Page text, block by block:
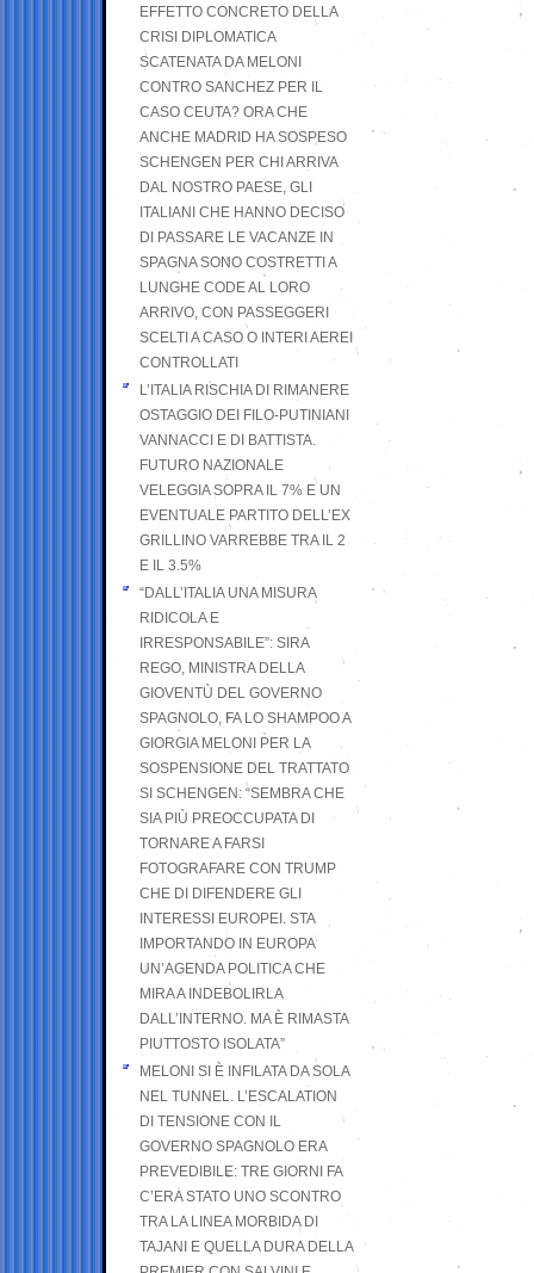
EFFETTO CONCRETO DELLA
CRISI DIPLOMATICA
SCATENATA DA MELONI
CONTRO SANCHEZ PER IL
CASO CEUTA? ORA CHE
ANCHE MADRID HA SOSPESO
SCHENGEN PER CHI ARRIVA
DAL NOSTRO PAESE, GLI
ITALIANI CHE HANNO DECISO
DI PASSARE LE VACANZE IN
SPAGNA SONO COSTRETTI A
LUNGHE CODE AL LORO
ARRIVO, CON PASSEGGERI
SCELTI A CASO O INTERI AEREI
CONTROLLATI
L’ITALIA RISCHIA DI RIMANERE
OSTAGGIO DEI FILO-PUTINIANI
VANNACCI E DI BATTISTA.
FUTURO NAZIONALE
VELEGGIA SOPRA IL 7% E UN
EVENTUALE PARTITO DELL’EX
GRILLINO VARREBBE TRA IL 2
E IL 3.5%
“DALL’ITALIA UNA MISURA
RIDICOLA E
IRRESPONSABILE”: SIRA
REGO, MINISTRA DELLA
GIOVENTÙ DEL GOVERNO
SPAGNOLO, FA LO SHAMPOO A
GIORGIA MELONI PER LA
SOSPENSIONE DEL TRATTATO
SI SCHENGEN: “SEMBRA CHE
SIA PIÙ PREOCCUPATA DI
TORNARE A FARSI
FOTOGRAFARE CON TRUMP
CHE DI DIFENDERE GLI
INTERESSI EUROPEI. STA
IMPORTANDO IN EUROPA
UN’AGENDA POLITICA CHE
MIRA A INDEBOLIRLA
DALL’INTERNO. MA È RIMASTA
PIUTTOSTO ISOLATA”
MELONI SI È INFILATA DA SOLA
NEL TUNNEL. L’ESCALATION
DI TENSIONE CON IL
GOVERNO SPAGNOLO ERA
PREVEDIBILE: TRE GIORNI FA
C’ERA STATO UNO SCONTRO
TRA LA LINEA MORBIDA DI
TAJANI E QUELLA DURA DELLA